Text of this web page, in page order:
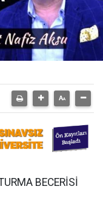
BECERİSİ